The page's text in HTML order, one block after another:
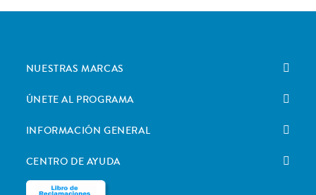
NUESTRAS MARCAS
ÚNETE AL PROGRAMA
INFORMACIÓN GENERAL
CENTRO DE AYUDA